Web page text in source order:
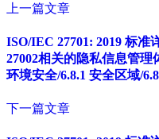
上一篇文章
ISO/IEC 27701: 2019 标准
27002相关的隐私信息管理
环境安全/6.8.1 安全区域/
下一篇文章